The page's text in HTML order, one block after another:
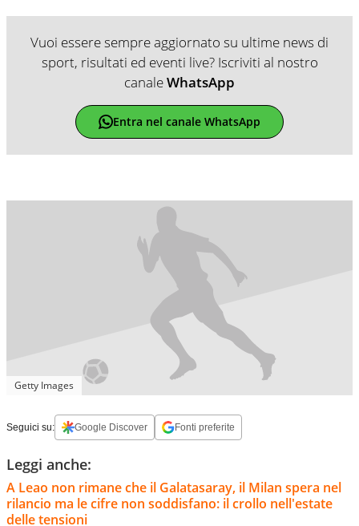
Vuoi essere sempre aggiornato su ultime news di
sport, risultati ed eventi live? Iscriviti al nostro
canaleWhatsApp
Entra nel canale WhatsApp
Getty Images
Seguici su: Google Discover Fonti preferite
Leggi anche:
A Leao non rimane che il Galatasaray, il Milan spera nel
rilancio ma le cifre non soddisfano: il crollo nell'estate
delle tensioni